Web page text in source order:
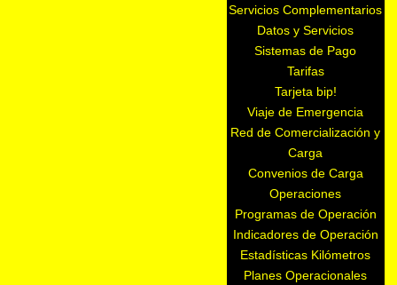
Servicios Complementarios
Datos y Servicios
Sistemas de Pago
Tarifas
Tarjeta bip!
Viaje de Emergencia
Red de Comercialización y
Carga
Convenios de Carga
Operaciones
Programas de Operación
Indicadores de Operación
Estadísticas Kilómetros
Planes Operacionales